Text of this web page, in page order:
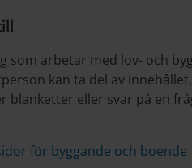
som arbetar med lov- och
kan ta del av
blanketter eller svar på en
för byggande och boende